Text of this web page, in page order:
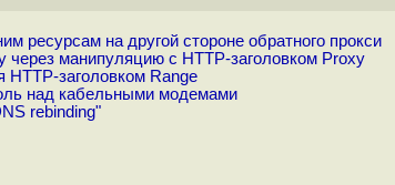
ресурсам на другой стороне обратного прокси
манипуляцию с HTTP-заголовком Proxy
заголовком Range
над кабельными модемами
rebinding"